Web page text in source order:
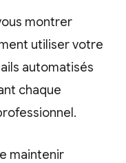
montrer
utiliser votre
automatisés
chaque
maintenir